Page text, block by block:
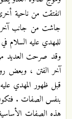
انفتقت من ناحية
جاشت من جانب آخر )
للمهدي عليه السلام
وقد صرحت العديد من
آخر الفتن ، وبعض
قبل ظهور المهدي
بنفس الصفات . فتكون
هذه الصفات